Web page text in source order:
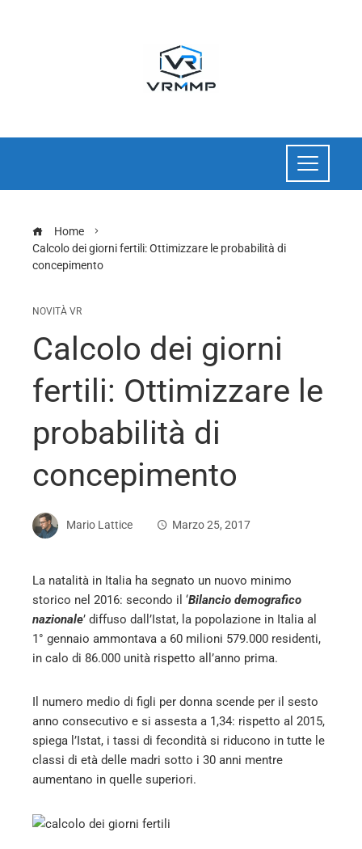
Home
Calcolo dei giorni fertili: Ottimizzare le probabilità di
concepimento
NOVITÀ VR
Calcolo dei giorni
fertili: Ottimizzare le
probabilità di
concepimento
Mario Lattice Marzo 25, 2017
La natalità in Italia ha segnato un nuovo minimo
storico nel 2016: secondo il ‘Bilancio demografico
nazionale’ diffuso dall’Istat, la popolazione in Italia al
1° gennaio ammontava a 60 milioni 579.000 residenti,
in calo di 86.000 unità rispetto all’anno prima.
Il numero medio di figli per donna scende per il sesto
anno consecutivo e si assesta a 1,34: rispetto al 2015,
spiega l’Istat, i tassi di fecondità si riducono in tutte le
classi di età delle madri sotto i 30 anni mentre
aumentano in quelle superiori.